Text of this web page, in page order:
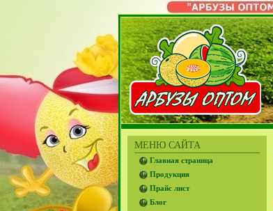
МЕНЮ САЙТА
Главная страница
Продукция
Прайс лист
Блог